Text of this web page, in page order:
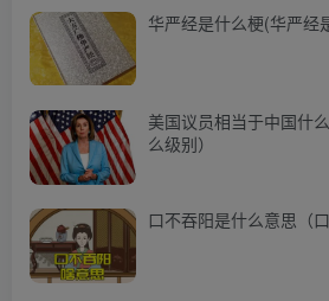
华严经是什么梗(华严经
美国议员相当于中国什
么级别）
口不吞阳是什么意思（